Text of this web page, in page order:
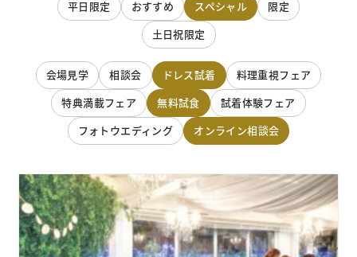
平日限定 おすすめ スペシャル
限定
土日祝限定
会場見学 相談会 ドレス試着
料理重視フェア
特典満載フェア
無料試食
試着体験フェア
フォトウエディング
オンライン相談会